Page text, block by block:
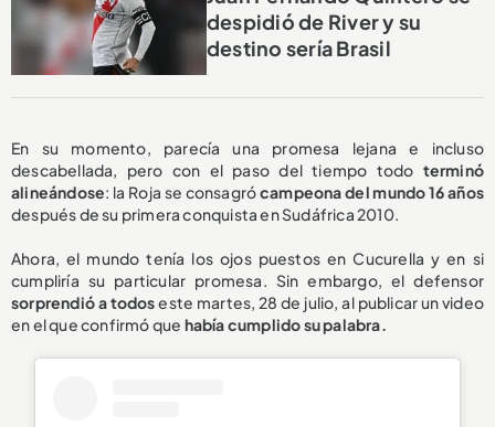
despidió de River y su
destino sería Brasil
En su momento, parecía una promesa lejana e incluso
descabellada, pero con el paso del tiempo todo terminó
alineándose: la Roja se consagrócampeona del mundo 16 años
después de su primera conquista en Sudáfrica 2010.
Ahora, el mundo tenía los ojos puestos en Cucurella y en si
cumpliría su particular promesa. Sin embargo, el defensor
sorprendió a todoseste martes, 28 de julio, al publicar un video
en el que confirmó que había cumplido su palabra.